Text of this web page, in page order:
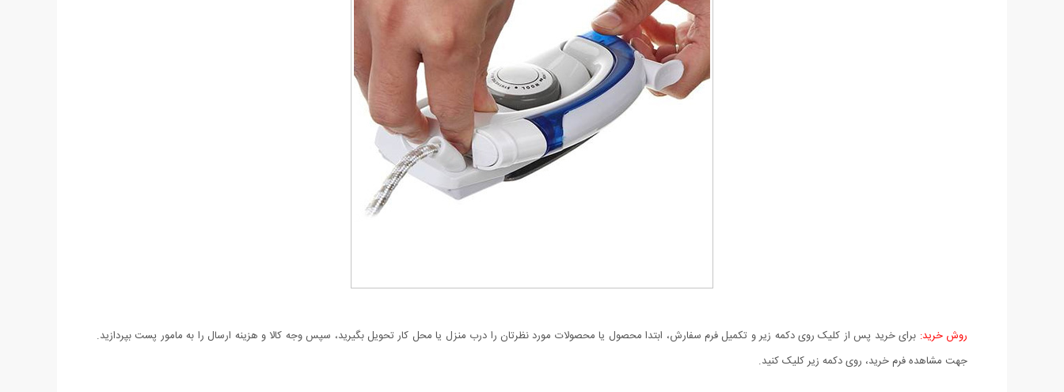
روش خرید: برای خرید پس از کلیک روی دکمه زیر و تکمیل فرم سفارش، ابتدا محصول یا محصولات مورد نظرتان را درب منزل یا محل کار تحویل بگیرید، سپس وجه کالا و هزینه ارسال را به مامور پست بپردازید.
جهت مشاهده فرم خرید، روی دکمه زیر کلیک کنید.